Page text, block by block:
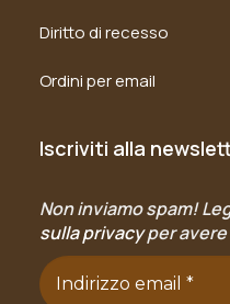
Diritto di recesso
Ordini per email
Iscriviti alla
Non inviamo spam!
sulla privacyper avere